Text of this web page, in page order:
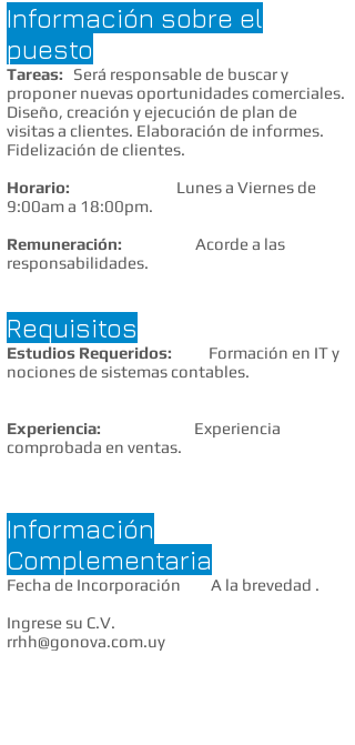
Información sobre el
puesto
Tareas: Será responsable de buscar y
proponer nuevas oportunidades comerciales.
Diseño, creación y ejecución de plan de
visitas a clientes. Elaboración de informes.
Fidelización de clientes.
Horario: Lunes a Viernes de
9:00am a 18:00pm.
Remuneración:
Acorde a las
responsabilidades.
Requisitos
Estudios Requeridos: Formación en IT y
nociones de sistemas contables.
Experiencia: Experiencia
comprobada en ventas.
Información
Complementaria
Fecha de Incorporación A la brevedad .
Ingrese su C.V.
rrhh@gonova.com.uy